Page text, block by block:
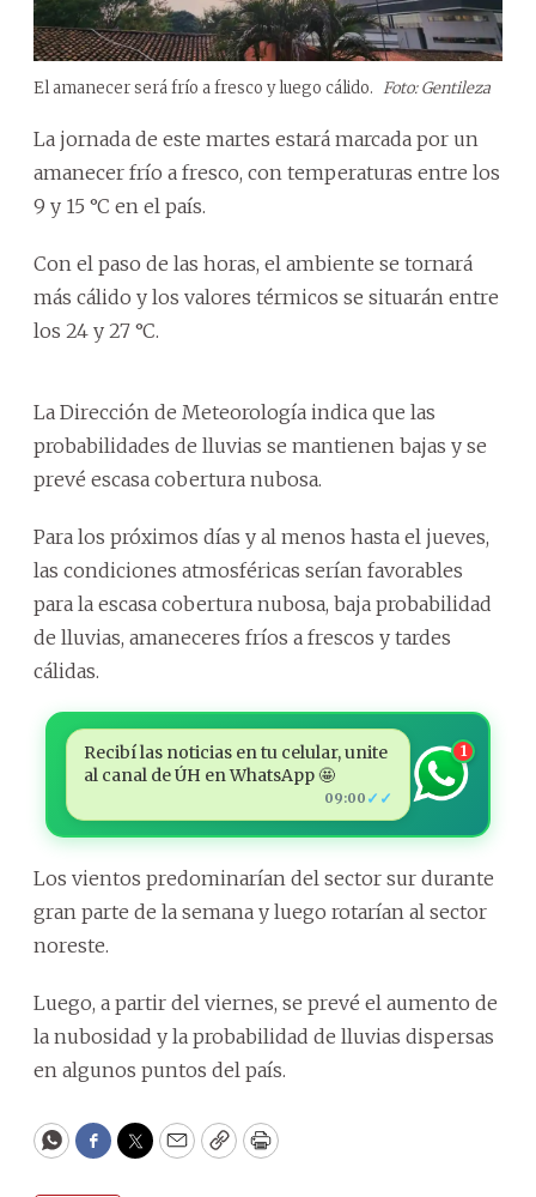
El amanecer será frío a fresco y luego cálido. Foto: Gentileza
La jornada de este martes estará marcada por un
amanecer frío a fresco, con temperaturas entre los
9 y 15 °C en el país.
Con el paso de las horas, el ambiente se tornará
más cálido y los valores térmicos se situarán entre
los 24 y 27 °C.
La Dirección de Meteorología indica que las
probabilidades de lluvias se mantienen bajas y se
prevé escasa cobertura nubosa.
Para los próximos días y al menos hasta el jueves,
las condiciones atmosféricas serían favorables
para la escasa cobertura nubosa, baja probabilidad
de lluvias, amaneceres fríos a frescos y tardes
cálidas.
Recibí las noticias en tu celular, unite
al canal de ÚH en WhatsApp 🤩
09:00 ✓✓
1
Los vientos predominarían del sector sur durante
gran parte de la semana y luego rotarían al sector
noreste.
Luego, a partir del viernes, se prevé el aumento de
la nubosidad y la probabilidad de lluvias dispersas
en algunos puntos del país.
WhatsApp
Facebook
Twitter
EmailCopyPrint